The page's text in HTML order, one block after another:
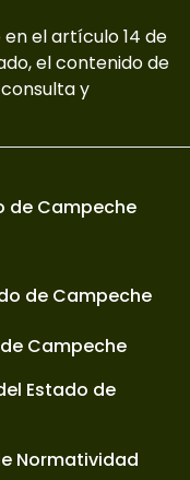
el artículo 14 de
el contenido de
y
de Campeche
de Campeche
Campeche
Estado de
Normatividad